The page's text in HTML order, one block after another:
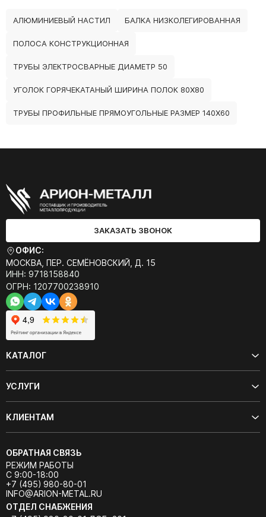
АЛЮМИНИЕВЫЙ НАСТИЛ БАЛКА НИЗКОЛЕГИРОВАННАЯ
ПОЛОСА КОНСТРУКЦИОННАЯ
ТРУБЫ ЭЛЕКТРОСВАРНЫЕ ДИАМЕТР 50
УГОЛОК ГОРЯЧЕКАТАНЫЙ ШИРИНА ПОЛОК 80Х80
ТРУБЫ ПРОФИЛЬНЫЕ ПРЯМОУГОЛЬНЫЕ РАЗМЕР 140Х60
ЗАКАЗАТЬ ЗВОНОК
ОФИС:
МОСКВА, ПЕР. СЕМЁНОВСКИЙ, Д. 15
ИНН: 9718158840
ОГРН: 1207700238910
КАТАЛОГ
УСЛУГИ
КЛИЕНТАМ
ОБРАТНАЯ СВЯЗЬ
РЕЖИМ РАБОТЫ
С 9:00-18:00
+7 (495) 980-80-01
INFO@ARION-METAL.RU
ОТДЕЛ СНАБЖЕНИЯ